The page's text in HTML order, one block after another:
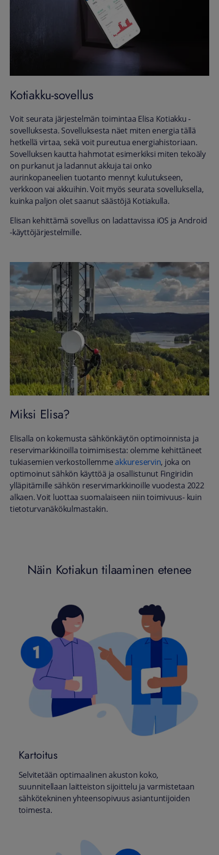
Kotiakku-sovellus
Voit seurata järjestelmän toimintaa Elisa Kotiakku -
sovelluksesta. Sovelluksesta näet miten energia tällä
hetkellä virtaa, sekä voit pureutua energiahistoriaan.
Sovelluksen kautta hahmotat esimerkiksi miten tekoäly
on purkanut ja ladannut akkuja tai onko
aurinkopaneelien tuotanto mennyt kulutukseen,
verkkoon vai akkuihin. Voit myös seurata sovelluksella,
kuinka paljon olet saanut säästöjä Kotiakulla.
Elisan kehittämä sovellus on ladattavissa iOS ja Android
-käyttöjärjestelmille.
Miksi Elisa?
Elisalla on kokemusta sähkönkäytön optimoinnista ja
reservimarkkinoilla toimimisesta: olemme kehittäneet
tukiasemien verkostollemmeakkureservin, joka on
optimoinut sähkön käyttöä ja osallistunut Fingiridin
ylläpitämille sähkön reservimarkkinoille vuodesta 2022
alkaen. Voit luottaa suomalaiseen niin toimivuus- kuin
tietoturvanäkökulmastakin.
Näin Kotiakun tilaaminen etenee
Kartoitus
Selvitetään optimaalinen akuston koko,
suunnitellaan laitteiston sijoittelu ja varmistetaan
sähkötekninen yhteensopivuus asiantuntijoiden
toimesta.